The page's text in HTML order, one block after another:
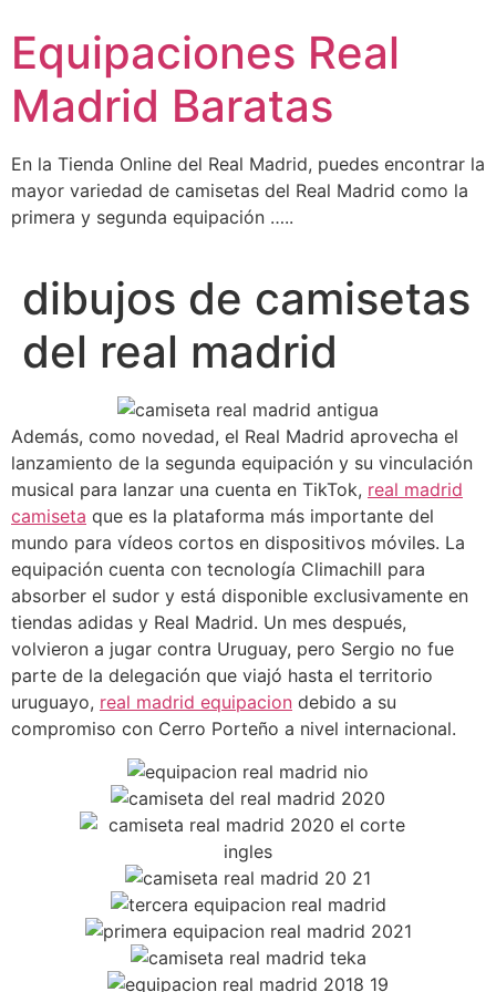
contenido
Equipaciones Real
Madrid Baratas
En la Tienda Online del Real Madrid, puedes encontrar la
mayor variedad de camisetas del Real Madrid como la
primera y segunda equipación …..
dibujos de camisetas
del real madrid
Además, como novedad, el Real Madrid aprovecha el
lanzamiento de la segunda equipación y su vinculación
musical para lanzar una cuenta en TikTok, real madrid
camiseta que es la plataforma más importante del
mundo para vídeos cortos en dispositivos móviles. La
equipación cuenta con tecnología Climachill para
absorber el sudor y está disponible exclusivamente en
tiendas adidas y Real Madrid. Un mes después,
volvieron a jugar contra Uruguay, pero Sergio no fue
parte de la delegación que viajó hasta el territorio
uruguayo, real madrid equipacion debido a su
compromiso con Cerro Porteño a nivel internacional.